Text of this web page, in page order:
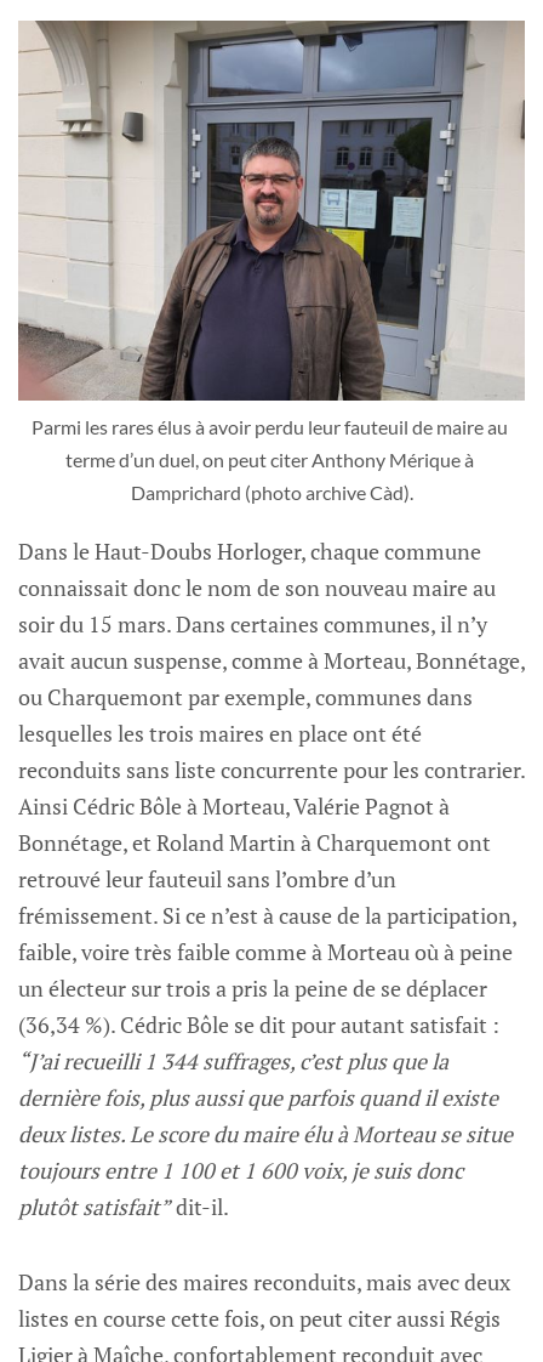
Parmi les rares élus à avoir perdu leur fauteuil de maire au
terme d’un duel, on peut citer Anthony Mérique à
Damprichard (photo archive Càd).
Dans le Haut-Doubs Horloger, chaque commune
connaissait donc le nom de son nouveau maire au
soir du 15 mars. Dans certaines communes, il n’y
avait aucun suspense, comme à Morteau, Bonnétage,
ou Charquemont par exemple, communes dans
lesquelles les trois maires en place ont été
reconduits sans liste concurrente pour les contrarier.
Ainsi Cédric Bôle à Morteau, Valérie Pagnot à
Bonnétage, et Roland Martin à Charquemont ont
retrouvé leur fauteuil sans l’ombre d’un
frémissement. Si ce n’est à cause de la participation,
faible, voire très faible comme à Morteau où à peine
un électeur sur trois a pris la peine de se déplacer
(36,34 %). Cédric Bôle se dit pour autant satisfait :
“J’ai recueilli 1 344 suffrages, c’est plus que la
dernière fois, plus aussi que parfois quand il existe
deux listes. Le score du maire élu à Morteau se situe
toujours entre 1 100 et 1 600 voix, je suis donc
plutôt satisfait”dit-il.
Dans la série des maires reconduits, mais avec deux
listes en course cette fois, on peut citer aussi Régis
Ligier à Maîche, confortablement reconduit avec